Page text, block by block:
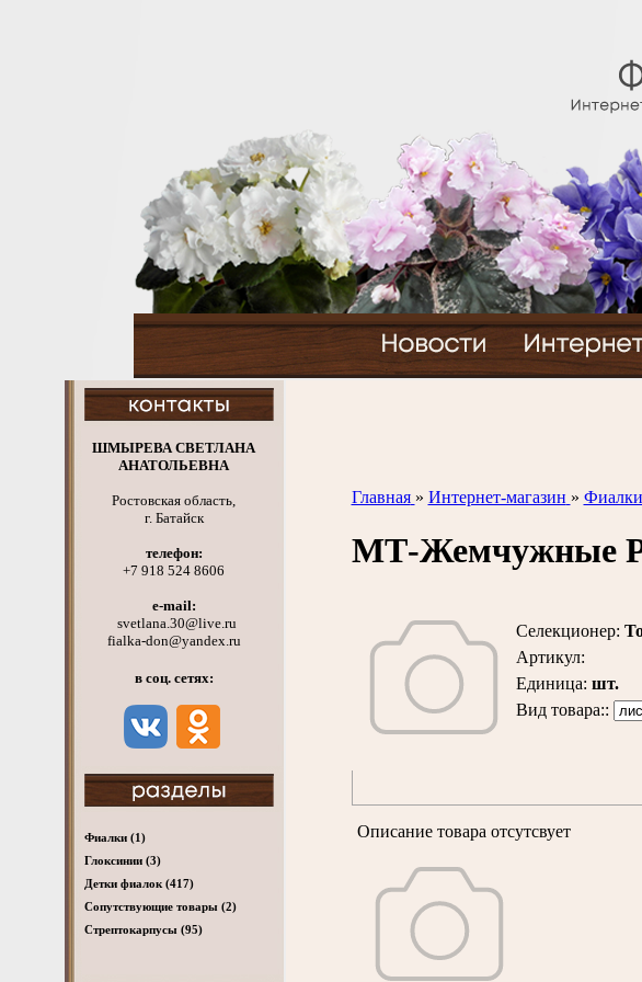
ШМЫРЕВА СВЕТЛАНА
АНАТОЛЬЕВНА
Ростовская область,
г. Батайск
телефон:
+7 918 524 8606
e-mail:
svetlana.30@live.ru
fialka-don@yandex.ru
в соц. сетях:
Фиалки (1)
Глоксинии (3)
Детки фиалок (417)
Cопутствующие товары (2)
Стрептокарпусы (95)
Главная » Интернет-магазин » Фиалки
МТ-Жемчужные
Селекционер:
Артикул:
Единица: шт.
Вид товара::
Описание товара отсутсвует